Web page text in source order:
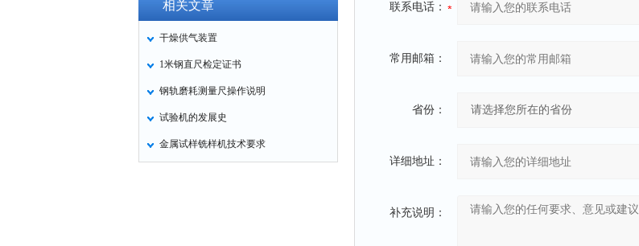
相关文章
干燥供气装置
1米钢直尺检定证书
钢轨磨耗测量尺操作说明
试验机的发展史
金属试样铣样机技术要求
联系电话：
常用邮箱：
省份：
详细地址：
补充说明：